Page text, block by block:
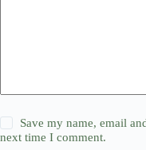
Save my name, email
next time I comment.